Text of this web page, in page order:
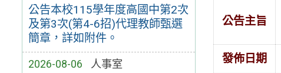
公告本校115學年度高國中第2次
及第3次(第4-6招)代理教師甄選
簡章，詳如附件。
2026-08-06 人事室
公告主旨
發佈日期